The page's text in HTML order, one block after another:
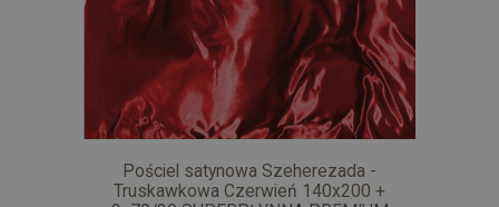
Pościel satynowa Szeherezada -
Truskawkowa Czerwień 140x200 +